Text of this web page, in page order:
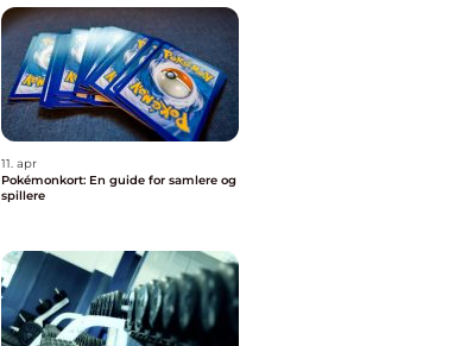
11. apr
Pokémonkort: En guide for samlere og
spillere